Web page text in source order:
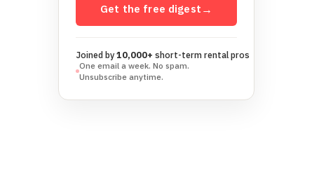
Get the free digest →
Joined by10,000+ short-term rental pros
One email a week. No spam.
Unsubscribe anytime.